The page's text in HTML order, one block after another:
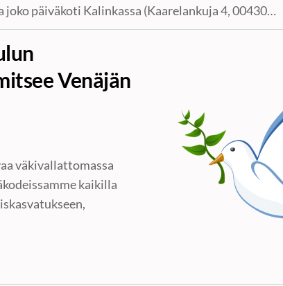
joko päiväkoti Kalinkassa (Kaarelankuja 4, 00430…
Venäjän
väkivallattomassa
kaikilla